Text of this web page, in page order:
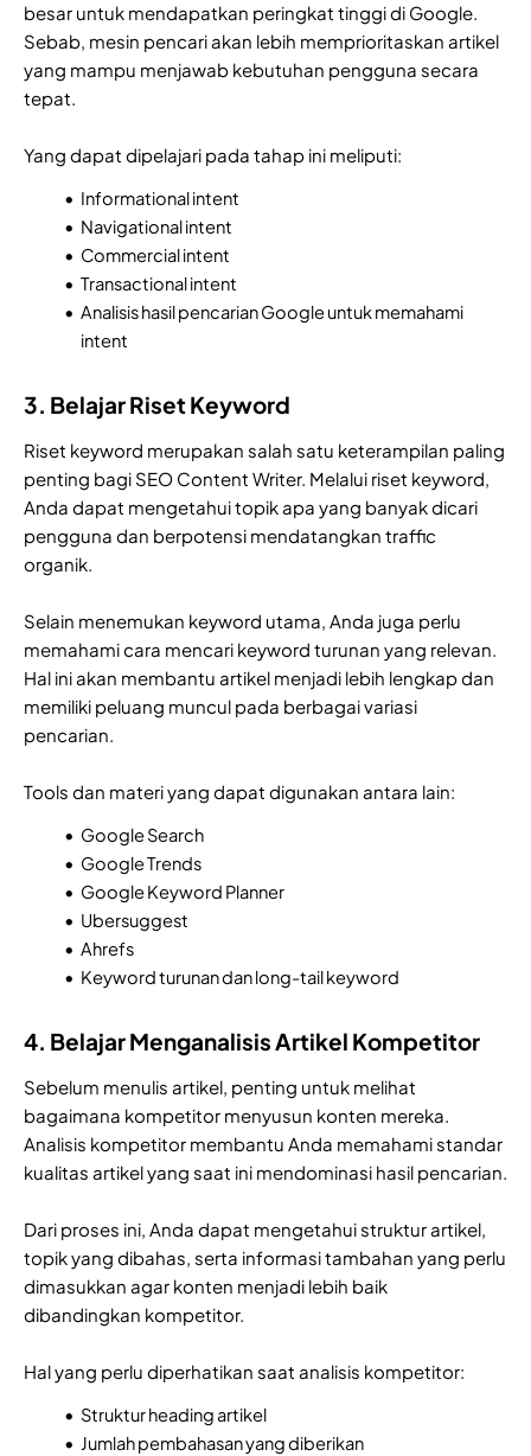
besar untuk mendapatkan peringkat tinggi di Google.
Sebab, mesin pencari akan lebih memprioritaskan artikel
yang mampu menjawab kebutuhan pengguna secara
tepat.
Yang dapat dipelajari pada tahap ini meliputi:
Informational intent
Navigational intent
Commercial intent
Transactional intent
Analisis hasil pencarian Google untuk memahami
intent
3. Belajar Riset Keyword
Riset keyword merupakan salah satu keterampilan paling
penting bagi SEO Content Writer. Melalui riset keyword,
Anda dapat mengetahui topik apa yang banyak dicari
pengguna dan berpotensi mendatangkan traffic
organik.
Selain menemukan keyword utama, Anda juga perlu
memahami cara mencari keyword turunan yang relevan.
Hal ini akan membantu artikel menjadi lebih lengkap dan
memiliki peluang muncul pada berbagai variasi
pencarian.
Tools dan materi yang dapat digunakan antara lain:
Google Search
Google Trends
Google Keyword Planner
Ubersuggest
Ahrefs
Keyword turunan dan long-tail keyword
4. Belajar Menganalisis Artikel Kompetitor
Sebelum menulis artikel, penting untuk melihat
bagaimana kompetitor menyusun konten mereka.
Analisis kompetitor membantu Anda memahami standar
kualitas artikel yang saat ini mendominasi hasil pencarian.
Dari proses ini, Anda dapat mengetahui struktur artikel,
topik yang dibahas, serta informasi tambahan yang perlu
dimasukkan agar konten menjadi lebih baik
dibandingkan kompetitor.
Hal yang perlu diperhatikan saat analisis kompetitor:
Struktur heading artikel
Jumlah pembahasan yang diberikan